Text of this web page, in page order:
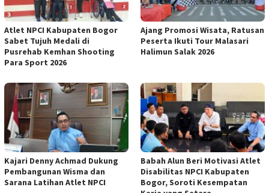
Atlet NPCI Kabupaten Bogor
Sabet Tujuh Medali di
Pusrehab Kemhan Shooting
Para Sport 2026
Ajang Promosi Wisata, Ratusan
Peserta Ikuti Tour Malasari
Halimun Salak 2026
Kajari Denny Achmad Dukung
Pembangunan Wisma dan
Sarana Latihan Atlet NPCI
Babah Alun Beri Motivasi Atlet
Disabilitas NPCI Kabupaten
Bogor, Soroti Kesempatan